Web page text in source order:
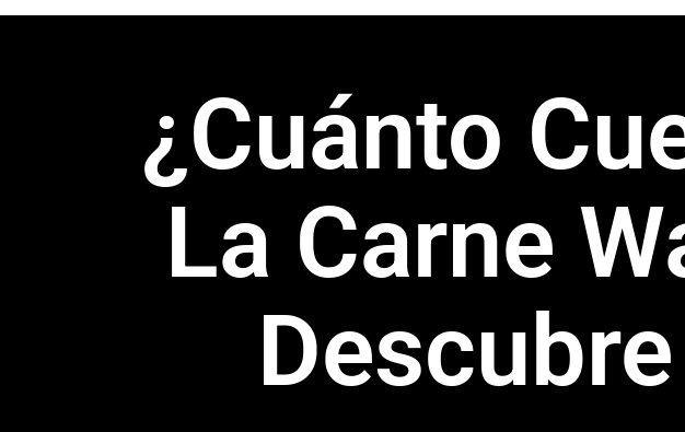
¿Cuánto
La Carne